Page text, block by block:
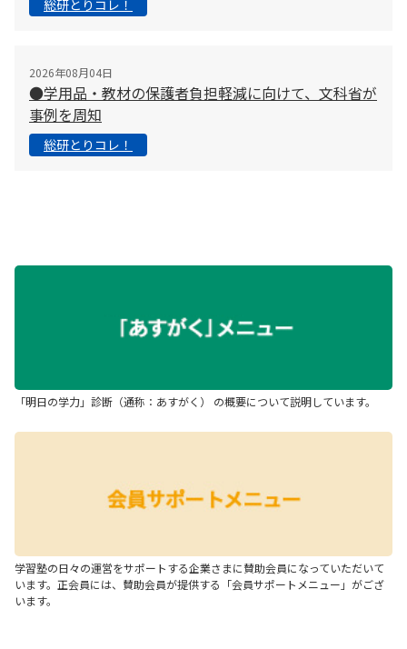
総研とりコレ！
2026年08月04日
●学用品・教材の保護者負担軽減に向けて、文科省が
事例を周知
総研とりコレ！
「明日の学力」診断（通称：あすがく） の概要について説明しています。
学習塾の日々の運営をサポートする企業さまに賛助会員になっていただいて
います。正会員には、賛助会員が提供する「会員サポートメニュー」がござ
います。